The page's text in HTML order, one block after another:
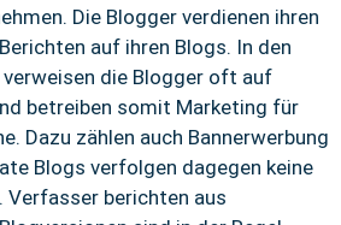
Die Blogger verdienen ihren
auf ihren Blogs. In den
die Blogger oft auf
betreiben somit Marketing für
Dazu zählen auch Bannerwerbung
Blogs verfolgen dagegen keine
berichten aus